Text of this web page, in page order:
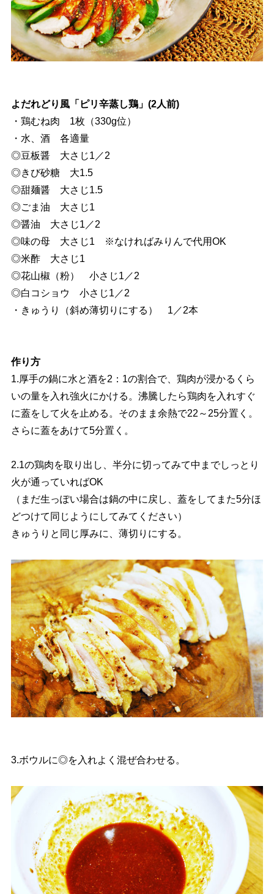
よだれどり風「ピリ辛蒸し鶏」(2人前)
・鶏むね肉 1枚（330g位）
・水、酒 各適量
◎豆板醤 大さじ1／2
◎きび砂糖 大1.5
◎甜麺醤 大さじ1.5
◎ごま油 大さじ1
◎醤油 大さじ1／2
◎味の母 大さじ1 ※なければみりんで代用OK
◎米酢 大さじ1
◎花山椒（粉） 小さじ1／2
◎白コショウ 小さじ1／2
・きゅうり（斜め薄切りにする） 1／2本
作り方
1.厚手の鍋に水と酒を2：1の割合で、鶏肉が浸かるくら
いの量を入れ強火にかける。沸騰したら鶏肉を入れすぐ
に蓋をして火を止める。そのまま余熱で22～25分置く。
さらに蓋をあけて5分置く。
2.1の鶏肉を取り出し、半分に切ってみて中までしっとり
火が通っていればOK
（まだ生っぽい場合は鍋の中に戻し、蓋をしてまた5分ほ
どつけて同じようにしてみてください）
きゅうりと同じ厚みに、薄切りにする。
3.ボウルに◎を入れよく混ぜ合わせる。